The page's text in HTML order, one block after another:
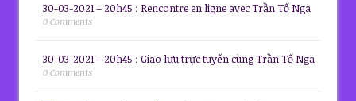
30-03-2021 – 20h45 : Rencontre en ligne avec Trần Tố Nga
0 Comments
30-03-2021 – 20h45 : Giao lưu trực tuyến cùng Trần Tố Nga
0 Comments